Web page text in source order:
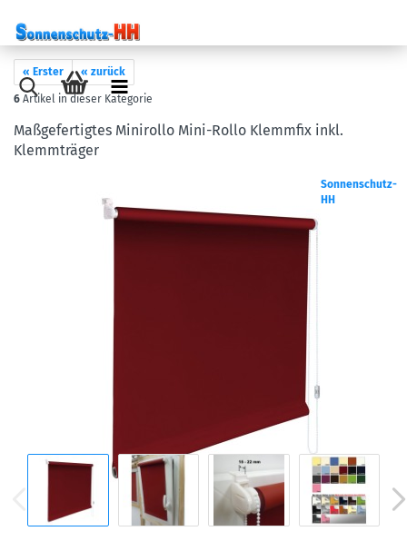
« Erster « zurück
6 Artikel in dieser Kategorie
Maßgefertigtes Minirollo Mini-Rollo Klemmfix inkl.
Klemmträger
Sonnenschutz-
HH